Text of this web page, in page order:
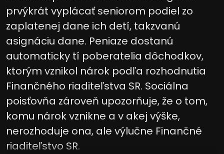
prvýkrát vyplácať seniorom podiel zo
zaplatenej dane ich detí, takzvanú
asignáciu dane. Peniaze dostanú
automaticky tí poberatelia dôchodkov,
ktorým vznikol nárok podľa rozhodnutia
Finančného riaditeľstva SR. Sociálna
poisťovňa zároveň upozorňuje, že o tom,
komu nárok vznikne a v akej výške,
nerozhoduje ona, ale výlučne Finančné
riaditeľstvo SR.